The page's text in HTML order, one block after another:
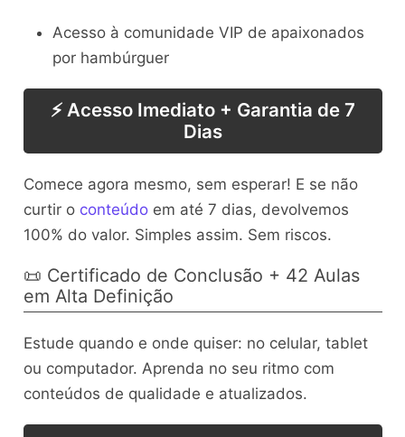
Acesso à comunidade VIP de apaixonados
por hambúrguer
⚡ Acesso Imediato + Garantia de 7
Dias
Comece agora mesmo, sem esperar! E se não
curtir o conteúdoem até 7 dias, devolvemos
100% do valor. Simples assim. Sem riscos.
📜 Certificado de Conclusão + 42 Aulas
em Alta Definição
Estude quando e onde quiser: no celular, tablet
ou computador. Aprenda no seu ritmo com
conteúdos de qualidade e atualizados.